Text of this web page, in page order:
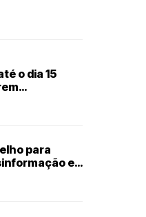
o dia 15
tribunais
para
e